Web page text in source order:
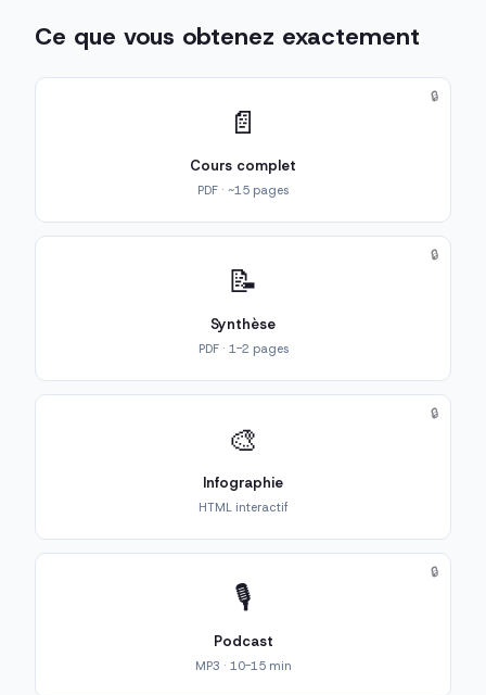
Ce que vous obtenez exactement
📄
Cours complet
PDF · ~15 pages
🔒
📝
Synthèse
PDF · 1-2 pages
🔒
🎨
Infographie
HTML interactif
🔒
🎙️
Podcast
MP3 · 10-15 min
🔒